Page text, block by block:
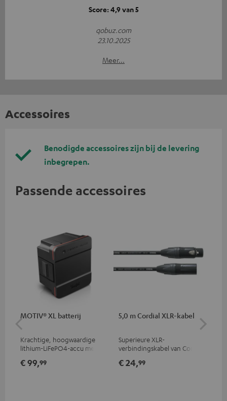
Score: 4,9 van 5
qobuz.com
23.10.2025
Meer...
Accessoires
Benodigde accessoires zijn bij de levering
inbegrepen.
Passende accessoires
MOTIV® XL batterij
Krachtige, hoogwaardige
lithium-LiFePO4-accu met
voor de MOTIV® XL
€ 99,99
5,0 m Cordial XLR-kabel
Superieure XLR-
verbindingskabel van Cordial
€ 24,99